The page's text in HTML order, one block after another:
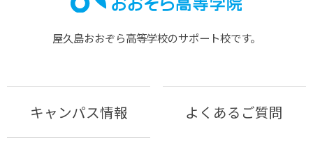
屋久島おおぞら⾼等学校のサポート校です。
キャンパス情報 よくあるご質問